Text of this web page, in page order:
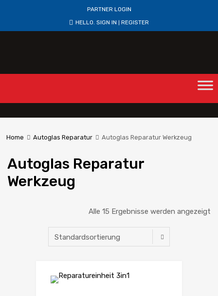
PARTNER LOGIN
HELLO. SIGN IN REGISTER
Home Autoglas Reparatur Autoglas Reparatur Werkzeug
Autoglas Reparatur
Werkzeug
Alle 15 Ergebnisse werden angezeigt